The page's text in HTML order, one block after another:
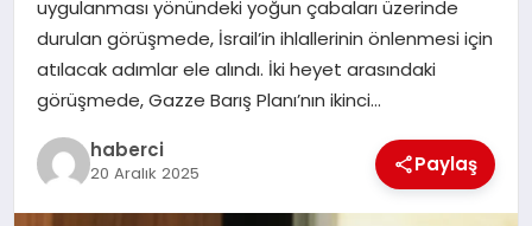
SPOR
TEKNOLOJI
YAŞAM
uygulanması yönündeki yoğun çabaları üzerinde
durulan görüşmede, İsrail’in ihlallerinin önlenmesi için
atılacak adımlar ele alındı. İki heyet arasındaki
görüşmede, Gazze Barış Planı’nın ikinci…
haberci
20 Aralık 2025 Paylaş